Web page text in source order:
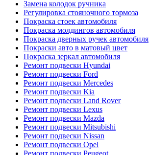
Замена колодок ручника
Регулировка стояночного тормоза
Покраска стоек автомобиля
Покраска молдингов автомобиля
Покраска дверных ручек автомобиля
Покраски авто в матовый цвет
Покраска зеркал автомобиля
Ремонт подвески Hyundai
Ремонт подвески Ford
Ремонт подвески Mercedes
Ремонт подвески Kia
Ремонт подвески Land Rover
Ремонт подвески Lexus
Ремонт подвески Mazda
Ремонт подвески Mitsubishi
Ремонт подвески Nissan
Ремонт подвески Opel
Ремонт подвески Peugeot